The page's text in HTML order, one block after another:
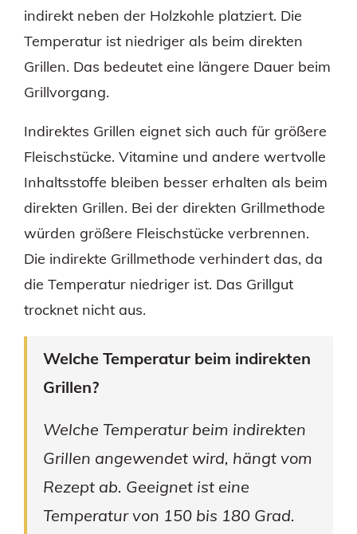
indirekt neben der Holzkohle platziert. Die
Temperatur ist niedriger als beim direkten
Grillen. Das bedeutet eine längere Dauer beim
Grillvorgang.
Indirektes Grillen eignet sich auch für größere
Fleischstücke. Vitamine und andere wertvolle
Inhaltsstoffe bleiben besser erhalten als beim
direkten Grillen. Bei der direkten Grillmethode
würden größere Fleischstücke verbrennen.
Die indirekte Grillmethode verhindert das, da
die Temperatur niedriger ist. Das Grillgut
trocknet nicht aus.
Welche Temperatur beim indirekten
Grillen?
Welche Temperatur beim indirekten
Grillen angewendet wird, hängt vom
Rezept ab. Geeignet ist eine
Temperatur von 150 bis 180 Grad.